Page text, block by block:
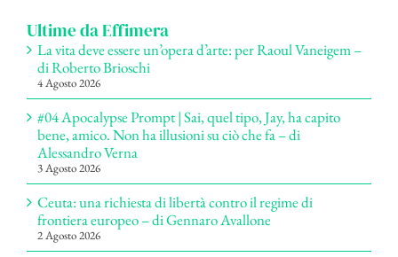
Ultime da Effimera
La vita deve essere un’opera d’arte: per Raoul Vaneigem –
di Roberto Brioschi
4 Agosto 2026
#04 Apocalypse Prompt | Sai, quel tipo, Jay, ha capito
bene, amico. Non ha illusioni su ciò che fa – di
Alessandro Verna
3 Agosto 2026
Ceuta: una richiesta di libertà contro il regime di
frontiera europeo – di Gennaro Avallone
2 Agosto 2026